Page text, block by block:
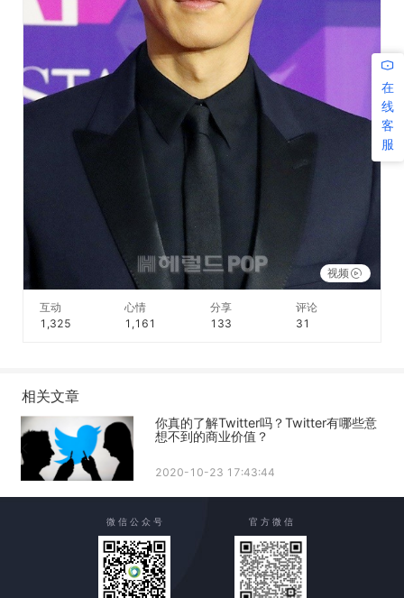
视频
互动
1,325
心情
1,161
分享
133
评论
31
相关文章
你真的了解Twitter吗？Twitter有哪些意
想不到的商业价值？
2020-10-23 17:43:44
在
线
客
服
微 信 公 众 号 官 方 微 信